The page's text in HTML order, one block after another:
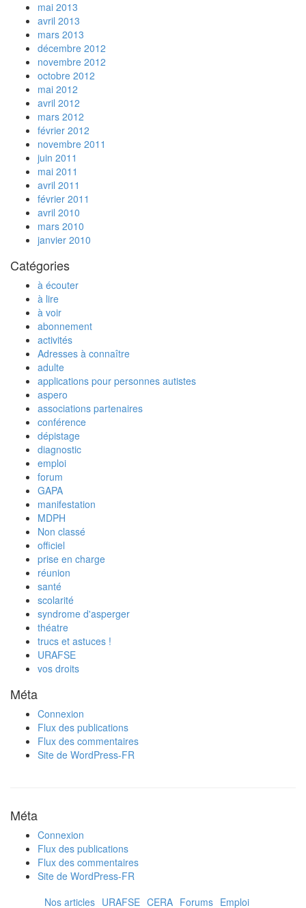
mai 2013
avril 2013
mars 2013
décembre 2012
novembre 2012
octobre 2012
mai 2012
avril 2012
mars 2012
février 2012
novembre 2011
juin 2011
mai 2011
avril 2011
février 2011
avril 2010
mars 2010
janvier 2010
Catégories
à écouter
à lire
à voir
abonnement
activités
Adresses à connaître
adulte
applications pour personnes autistes
aspero
associations partenaires
conférence
dépistage
diagnostic
emploi
forum
GAPA
manifestation
MDPH
Non classé
officiel
prise en charge
réunion
santé
scolarité
syndrome d'asperger
théatre
trucs et astuces !
URAFSE
vos droits
Méta
Connexion
Flux des publications
Flux des commentaires
Site de WordPress-FR
Méta
Connexion
Flux des publications
Flux des commentaires
Site de WordPress-FR
Nos articles URAFSE CERA Forums Emploi